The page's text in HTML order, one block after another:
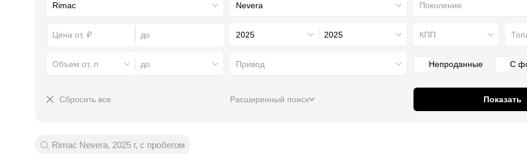
Поколение
2025 2025 КПП
Объем от, л до Привод Непроданные С
Сбросить все Расширенный поиск Показать
Rimac Nevera, 2025 г, с пробегом